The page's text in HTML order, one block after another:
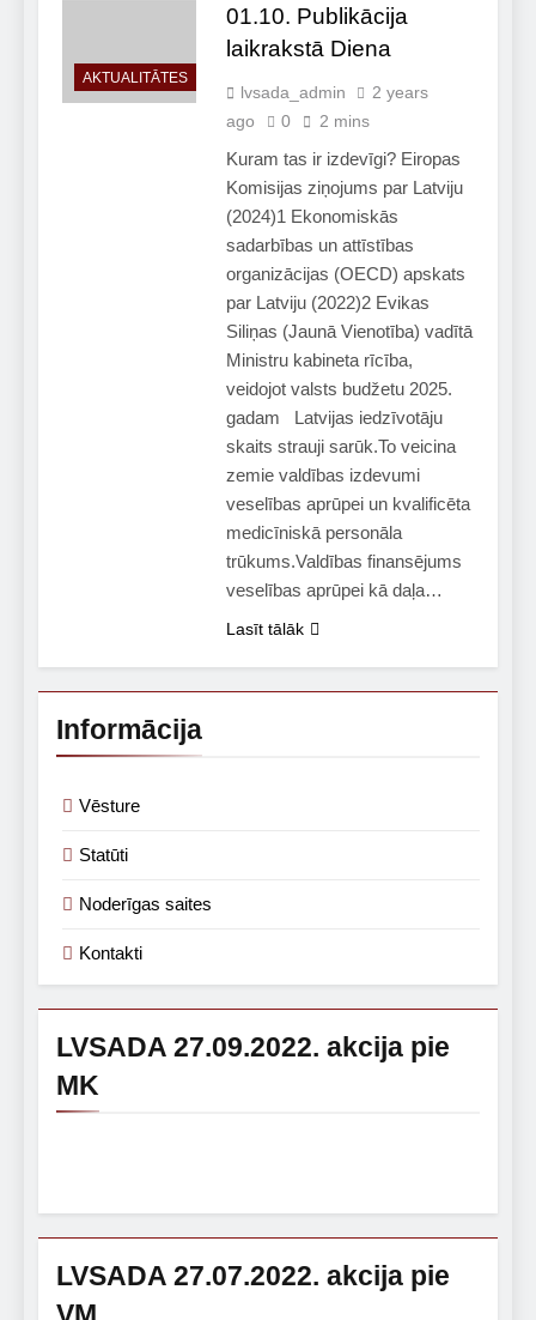
AKTUALITĀTES
01.10. Publikācija
laikrakstā Diena
lvsada_admin
2 years
ago
0 2 mins
Kuram tas ir izdevīgi? Eiropas
Komisijas ziņojums par Latviju
(2024)1 Ekonomiskās
sadarbības un attīstības
organizācijas (OECD) apskats
par Latviju (2022)2 Evikas
Siliņas (Jaunā Vienotība) vadītā
Ministru kabineta rīcība,
veidojot valsts budžetu 2025.
gadam Latvijas iedzīvotāju
skaits strauji sarūk.To veicina
zemie valdības izdevumi
veselības aprūpei un kvalificēta
medicīniskā personāla
trūkums.Valdības finansējums
veselības aprūpei kā daļa…
Lasīt tālāk
Informācija
Vēsture
Statūti
Noderīgas saites
Kontakti
LVSADA 27.09.2022. akcija pie
MK
LVSADA 27.07.2022. akcija pie